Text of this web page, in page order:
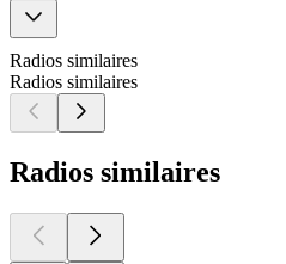
Radios similaires
Radios similaires
Radios similaires